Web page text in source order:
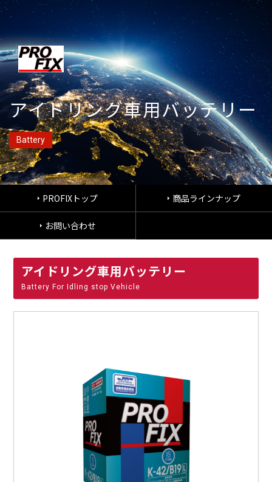
アイドリング車用バッテリー
Battery
PROFIXトップ 商品ラインナップ
お問い合わせ
アイドリング車用バッテリー
Battery For Idling stop Vehicle